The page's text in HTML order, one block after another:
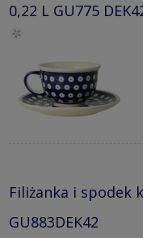
0,22 L GU775
Filiżanka i spodek
GU883DEK42